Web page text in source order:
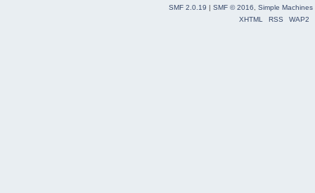
SMF 2.0.19 SMF © 2016, Simple Machines
XHTML
RSS WAP2